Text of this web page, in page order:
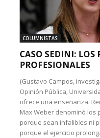
COLUMNISTAS
CASO SEDINI: LOS
PROFESIONALES
(Gustavo Campos,
Opinión Pública,
ofrece una enseñanza.
Max Weber denominó los
porque sean infalibles ni
porque el ejercicio